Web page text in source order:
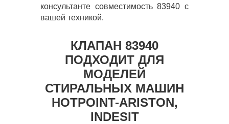
консультанте совместимость 83940 с
вашей техникой.
КЛАПАН 83940
ПОДХОДИТ ДЛЯ
МОДЕЛЕЙ
СТИРАЛЬНЫХ МАШИН
HOTPOINT-ARISTON,
INDESIT